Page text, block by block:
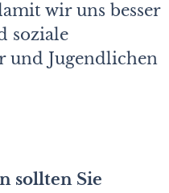
wir uns besser
soziale
und Jugendlichen
sollten Sie